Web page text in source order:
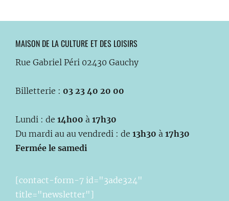
MAISON DE LA CULTURE ET DES LOISIRS
Rue Gabriel Péri 02430 Gauchy
Billetterie : 03 23 40 20 00
Lundi : de 14h00 à 17h30
Du mardi au au vendredi : de 13h30 à 17h30
Fermée le samedi
[contact-form-7 id="3ade324"
title="newsletter"]